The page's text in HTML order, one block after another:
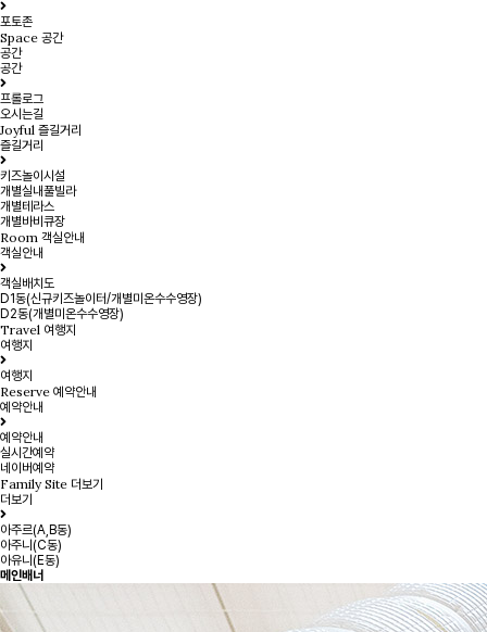
포토존
Space 공간
공간
공간
프롤로그
오시는길
Joyful 즐길거리
즐길거리
키즈놀이시설
개별실내풀빌라
개별테라스
개별바비큐장
Room 객실안내
객실안내
객실배치도
D1동(신규키즈놀이터/개별미온수수영장)
D2동(개별미온수수영장)
Travel 여행지
여행지
여행지
Reserve 예약안내
예약안내
예약안내
실시간예약
네이버예약
Family Site 더보기
더보기
아주르(A,B동)
아주니(C동)
아유니(E동)
메인배너